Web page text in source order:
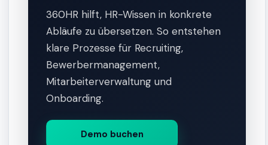
360HR hilft, HR-Wissen in konkrete
Abläufe zu übersetzen. So entstehen
klare Prozesse für Recruiting,
Bewerbermanagement,
Mitarbeiterverwaltung und
Onboarding.
Demo buchen